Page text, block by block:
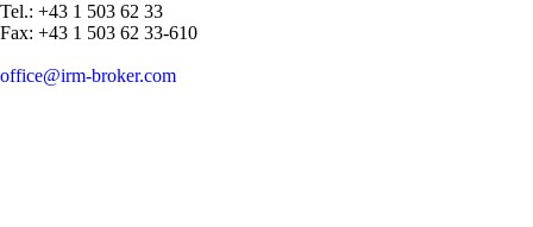
Tel.: +43 1 503 62 33
Fax: +43 1 503 62 33-610
office@irm-broker.com